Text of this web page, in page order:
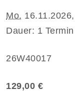
Mo.
Dauer: 1
26W40017
129,00 €